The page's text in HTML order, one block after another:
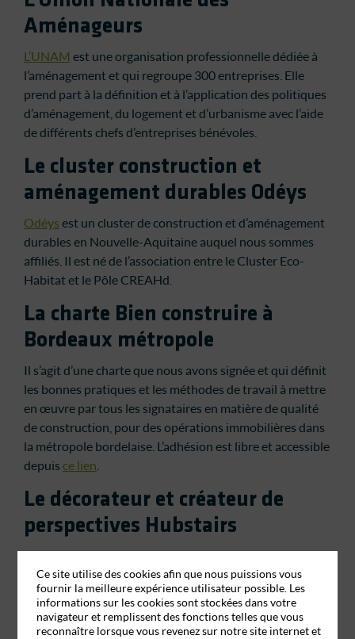
Aménageurs
L’UNAM est une organisation professionnelle dédiée à
l’aménagement et qui regroupe 300 entreprises. Elle
prend part à la définition et à l’application des politiques
d’aménagement, du logement et d’urbanisme avec l’aide
de différents chefs d’entreprises bénévoles.
Le cluster construction et
aménagement durables Odéys
Odéys est un cluster de construction et d’aménagement
durables en Nouvelle-Aquitaine auquel nous sommes
affiliés. Il est né de l’association entre le Cluster Eco-
Habitat et le Pôle CREAHd.
La charte Bien construire à
Bordeaux métropole
Il s’agit d’une charte que nous avons signée et qui définit
les bonnes pratiques et les méthodes de travail à mettre
en œuvre par tous les signataires en matière de qualité
de construction, pour des opérations immobilières dans
la métropole bordelaise. L’adhésion est libre et accessible
depuis ce lien
Le décorateur et créateur de
perspectives Hubstairs
Nous collaborons avecHubstairsqui offre des services
de projection 3D dans la décoration et l’aménagement
d’intérieurs par des architectes.
L’expertise de la photographie
Ce site utilise des cookies afin que nous puissions vous
fournir la meilleure expérience utilisateur possible. Les
informations sur les cookies sont stockées dans votre
navigateur et remplissent des fonctions telles que vous
reconnaître lorsque vous revenez sur notre site internet et